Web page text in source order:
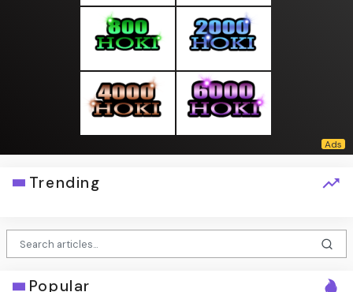
Trending
Popular